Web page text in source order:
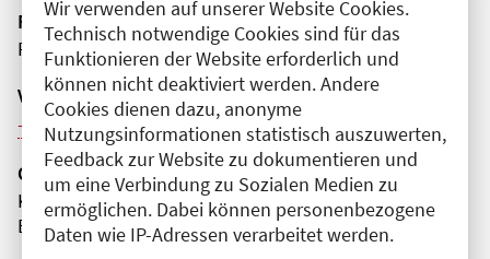
Wir verwenden auf unserer Website Cookies.
Technisch notwendige Cookies sind für das
Funktionieren der Website erforderlich und
können nicht deaktiviert werden. Andere
Cookies dienen dazu, anonyme
Nutzungsinformationen statistisch auszuwerten,
Feedback zur Website zu dokumentieren und
um eine Verbindung zu Sozialen Medien zu
ermöglichen. Dabei können personenbezogene
Daten wie IP-Adressen verarbeitet werden.
Fortbildungsformat
Präsenz
Veranstaltungsreihe
Weitere Veranstaltungen dieser Reihe (12)
Organisator(en)
Krankenhaus Waldfriede e. V.
Brustzentrum